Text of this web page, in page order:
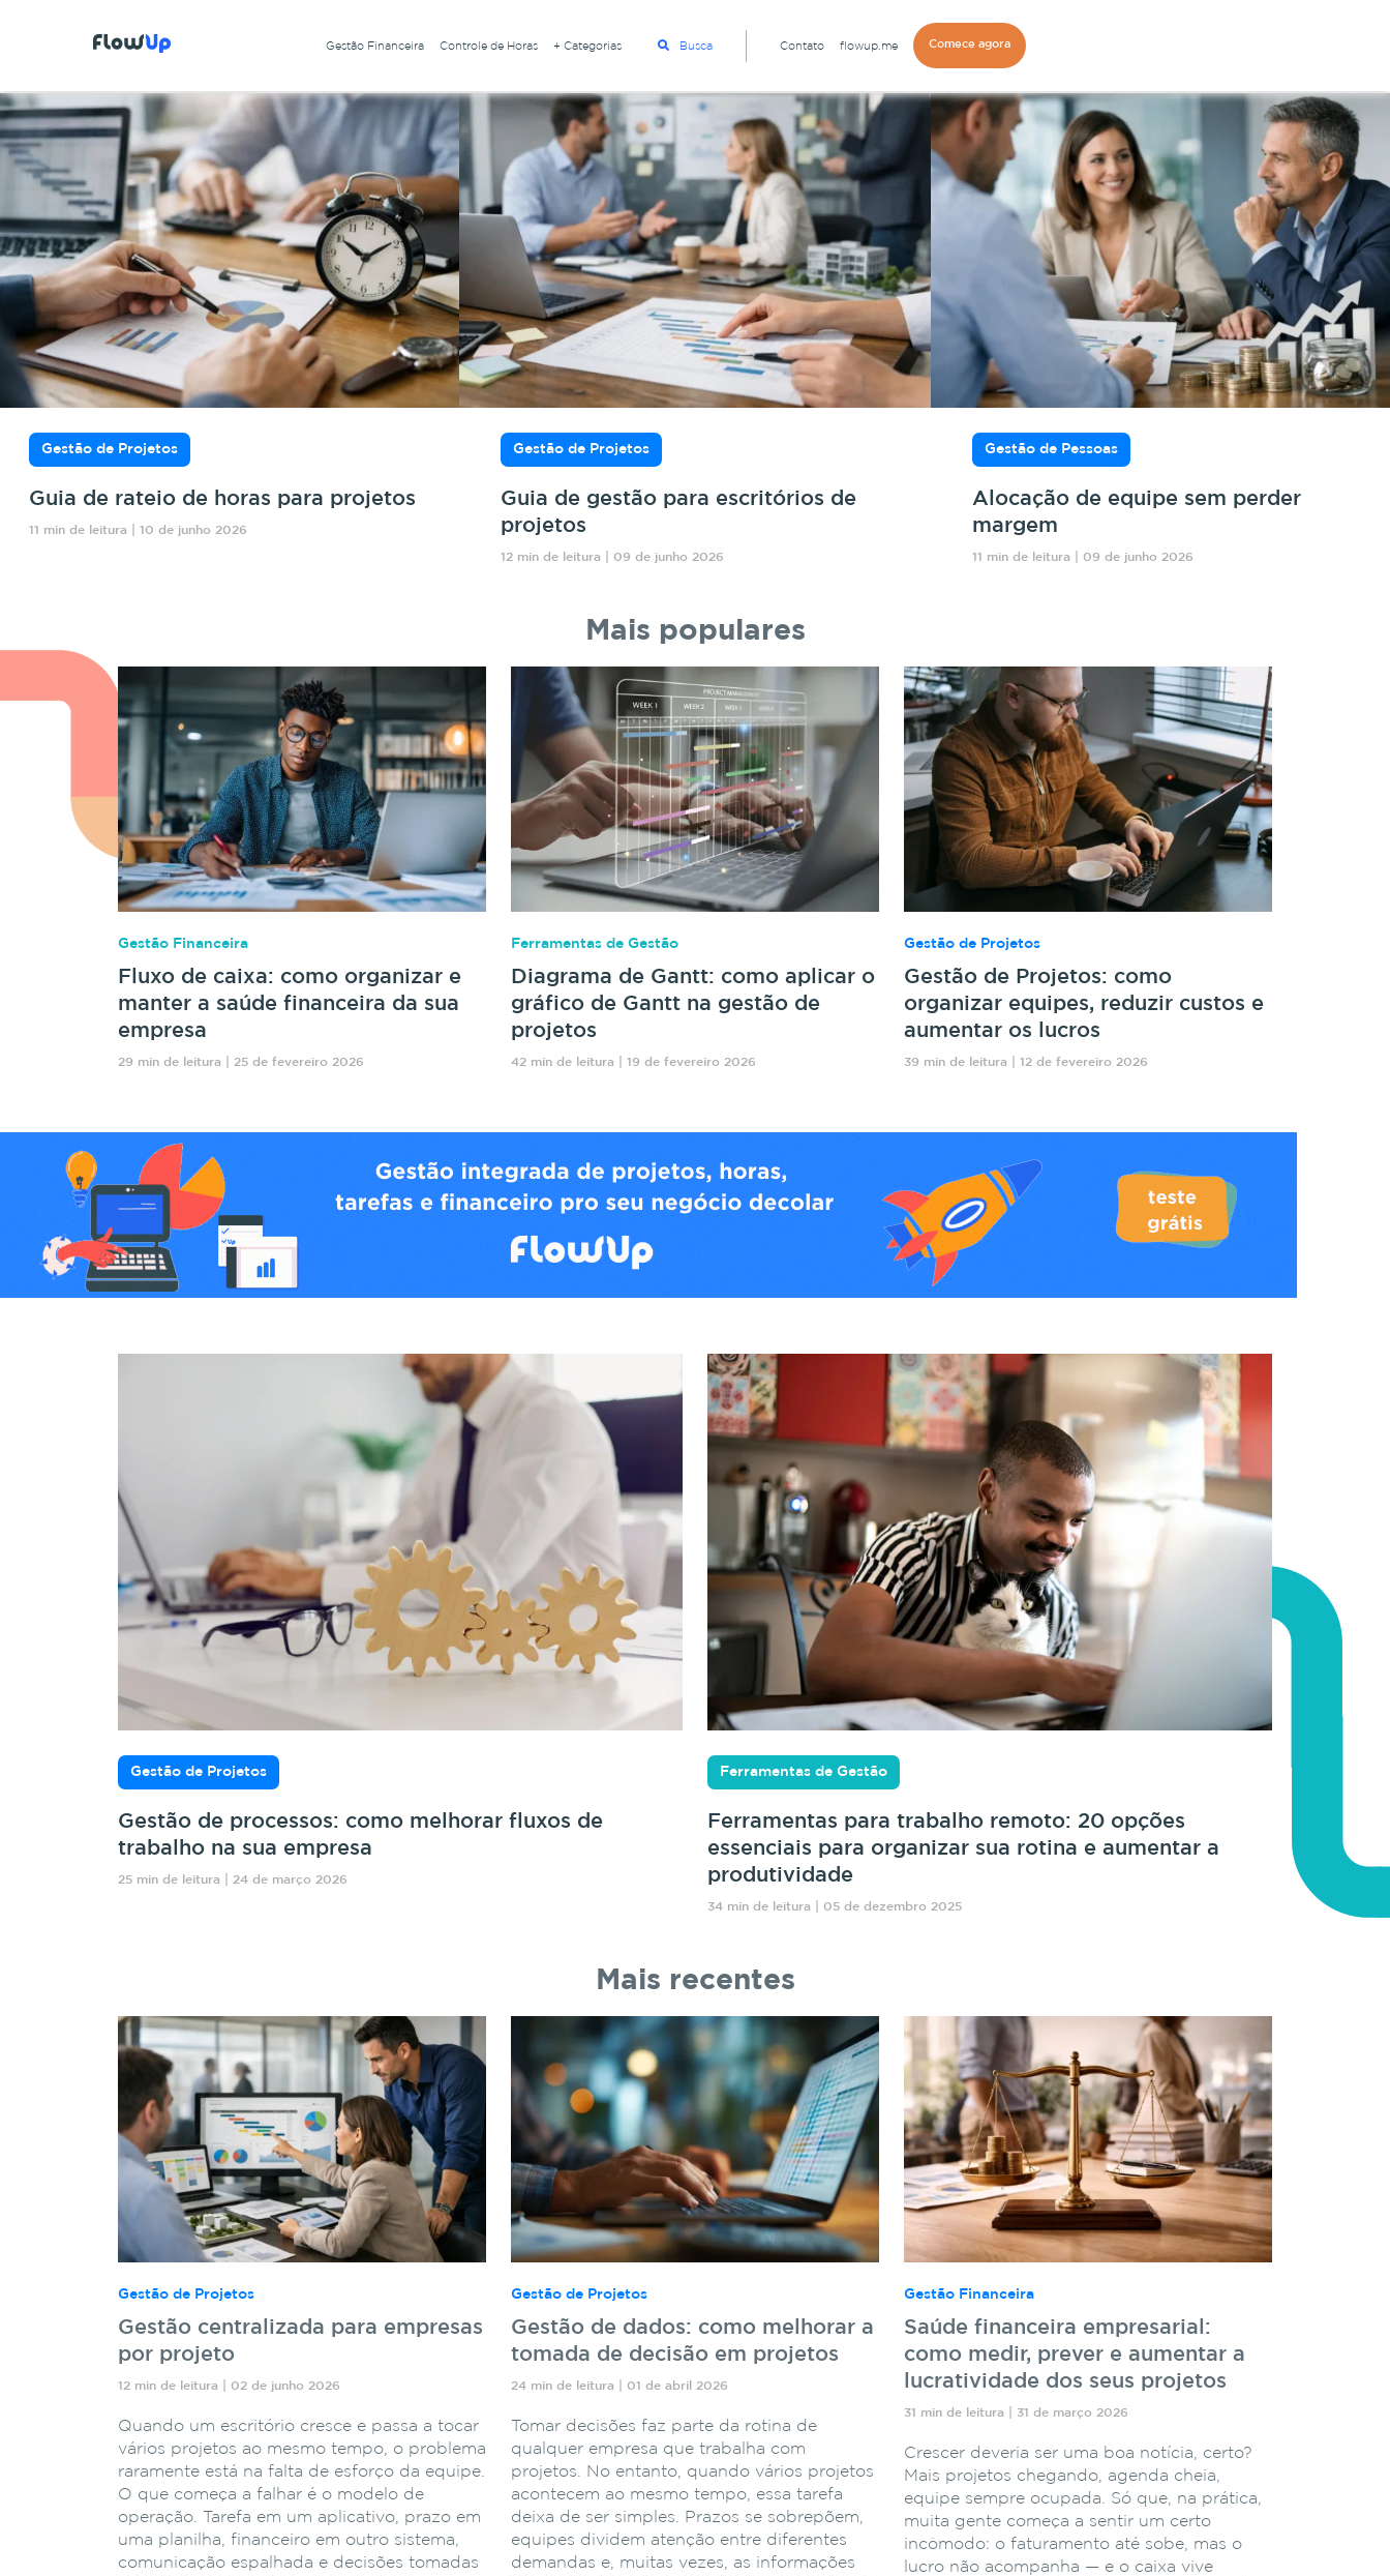
Gestão Financeira Controle de Horas + Categorias Busca Contato flowup.me Comece agora
Gestão de Projetos
Guia de rateio de horas para projetos
11 min de leitura | 10 de junho 2026
Gestão de Projetos
Guia de gestão para escritórios de
projetos
12 min de leitura | 09 de junho 2026
Gestão de Pessoas
Alocação de equipe sem perder
margem
11 min de leitura | 09 de junho 2026
Mais populares
Gestão Financeira
Fluxo de caixa: como organizar e
manter a saúde financeira da sua
empresa
29 min de leitura | 25 de fevereiro 2026
Ferramentas de Gestão
Diagrama de Gantt: como aplicar o
gráfico de Gantt na gestão de
projetos
42 min de leitura | 19 de fevereiro 2026
Gestão de Projetos
Gestão de Projetos: como
organizar equipes, reduzir custos e
aumentar os lucros
39 min de leitura | 12 de fevereiro 2026
Gestão de Projetos
Gestão de processos: como melhorar fluxos de
trabalho na sua empresa
25 min de leitura | 24 de março 2026
Ferramentas de Gestão
Ferramentas para trabalho remoto: 20 opções
essenciais para organizar sua rotina e aumentar a
produtividade
34 min de leitura | 05 de dezembro 2025
Mais recentes
Gestão de Projetos
Gestão centralizada para empresas
por projeto
12 min de leitura | 02 de junho 2026
Quando um escritório cresce e passa a tocar
vários projetos ao mesmo tempo, o problema
raramente está na falta de esforço da equipe.
O que começa a falhar é o modelo de
operação. Tarefa em um aplicativo, prazo em
uma planilha, financeiro em outro sistema,
comunicação espalhada e decisões tomadas
Gestão de Projetos
Gestão de dados: como melhorar a
tomada de decisão em projetos
24 min de leitura | 01 de abril 2026
Tomar decisões faz parte da rotina de
qualquer empresa que trabalha com
projetos. No entanto, quando vários projetos
acontecem ao mesmo tempo, essa tarefa
deixa de ser simples. Prazos se sobrepõem,
equipes dividem atenção entre diferentes
demandas e, muitas vezes, as informações
Gestão Financeira
Saúde financeira empresarial:
como medir, prever e aumentar a
lucratividade dos seus projetos
31 min de leitura | 31 de março 2026
Crescer deveria ser uma boa notícia, certo?
Mais projetos chegando, agenda cheia,
equipe sempre ocupada. Só que, na prática,
muita gente começa a sentir um certo
incômodo: o faturamento até sobe, mas o
lucro não acompanha — e o caixa vive